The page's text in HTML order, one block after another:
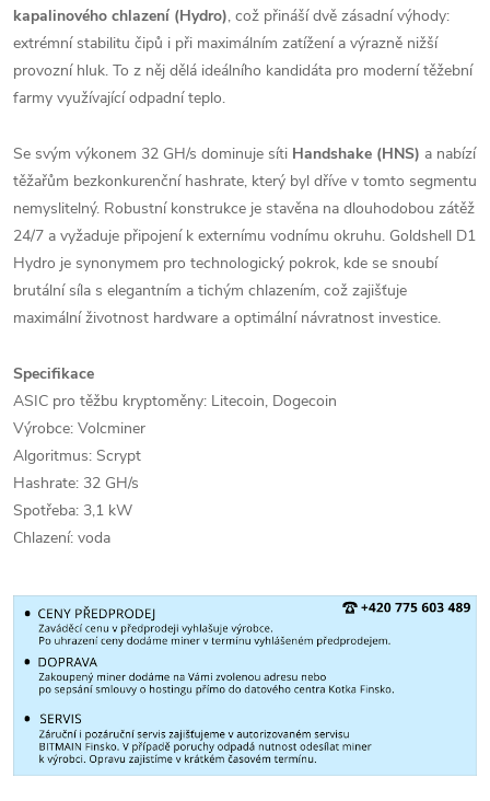
kapalinového chlazení (Hydro), což přináší dvě zásadní výhody:
extrémní stabilitu čipů i při maximálním zatížení a výrazně nižší
provozní hluk. To z něj dělá ideálního kandidáta pro moderní těžební
farmy využívající odpadní teplo.
Se svým výkonem 32 GH/s dominuje síti Handshake (HNS) a nabízí
těžařům bezkonkurenční hashrate, který byl dříve v tomto segmentu
nemyslitelný. Robustní konstrukce je stavěna na dlouhodobou zátěž
24/7 a vyžaduje připojení k externímu vodnímu okruhu. Goldshell D1
Hydro je synonymem pro technologický pokrok, kde se snoubí
brutální síla s elegantním a tichým chlazením, což zajišťuje
maximální životnost hardware a optimální návratnost investice.
Specifikace
ASIC pro těžbu kryptoměny: Litecoin, Dogecoin
Výrobce: Volcminer
Algoritmus: Scrypt
Hashrate: 32 GH/s
Spotřeba: 3,1 kW
Chlazení: voda